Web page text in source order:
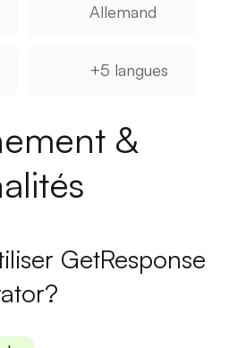
Allemand
+5 langues
&
GetResponse